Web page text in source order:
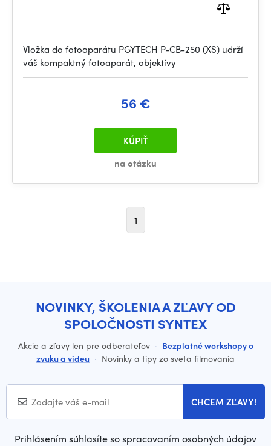
Vložka do fotoaparátu PGYTECH P-CB-250 (XS) udrží
váš kompaktný fotoaparát, objektívy
56 €
na otázku
KÚPIŤ
1
NOVINKY, ŠKOLENIA A ZĽAVY OD
SPOLOČNOSTI SYNTEX
Akcie a zľavy len pre odberateľov · Bezplatné workshopy o
zvuku a videu · Novinky a tipy zo sveta filmovania
CHCEM ZĽAVY!
Prihlásením súhlasíte so spracovaním osobných údajov